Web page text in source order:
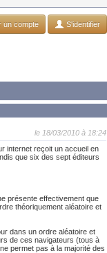
un compte S'identifier
le 18/03/2010 à 18:24
internet reçoit un accueil en
que six des sept éditeurs
présente effectivement que
théoriquement aléatoire et
dans un ordre aléatoire et
de ces navigateurs (tous à
permet pas à la majorité des